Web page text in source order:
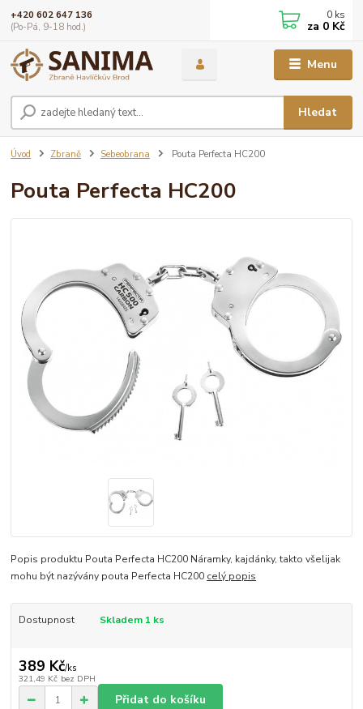
Menu
Hledat
+420 602 647 136
(Po-Pá, 9-18 hod.)
0 ks
za 0 Kč
Úvod Zbraně Sebeobrana Pouta Perfecta HC200
Pouta Perfecta HC200
Popis produktu Pouta Perfecta HC200 Náramky, kajdánky, takto všelijak
mohu být nazývány pouta Perfecta HC200 celý popis
Dostupnost Skladem 1 ks
389 Kč/ks
321,49 Kč bez DPH
Přidat do košíku